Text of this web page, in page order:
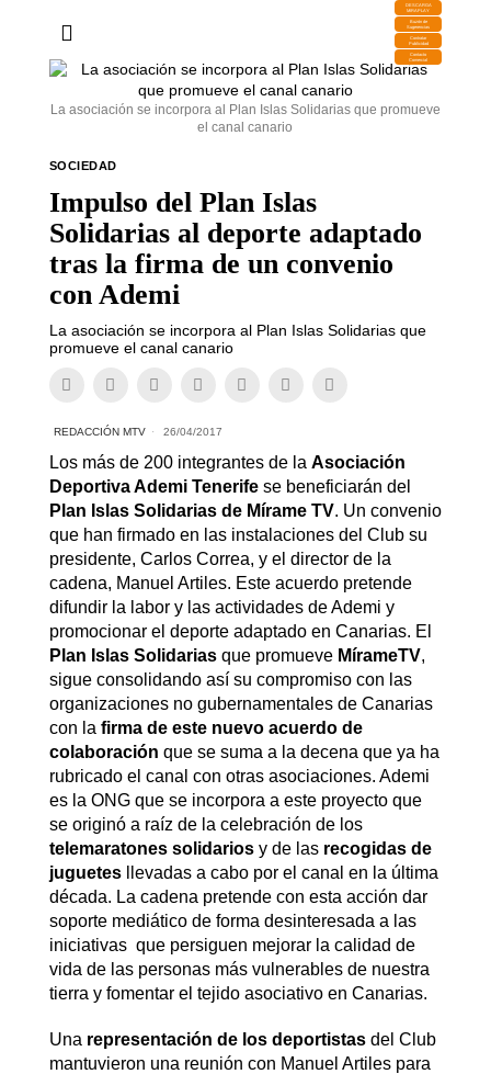
DESCARGA
MIRAPLAY
Buzón de
Sugerencias
Contratar
Publicidad
Contacto
Comercial
La asociación se incorpora al Plan Islas Solidarias que promueve
el canal canario
SOCIEDAD
Impulso del Plan Islas
Solidarias al deporte adaptado
tras la firma de un convenio
con Ademi
La asociación se incorpora al Plan Islas Solidarias que
promueve el canal canario
REDACCIÓN MTV 26/04/2017
Los más de 200 integrantes de la Asociación
Deportiva Ademi Tenerifese beneficiarán del
Plan Islas Solidarias de Mírame TV. Un convenio
que han firmado en las instalaciones del Club su
presidente, Carlos Correa, y el director de la
cadena, Manuel Artiles. Este acuerdo pretende
difundir la labor y las actividades de Ademi y
promocionar el deporte adaptado en Canarias. El
Plan Islas Solidariasque promueve MírameTV,
sigue consolidando así su compromiso con las
organizaciones no gubernamentales de Canarias
con la firma de este nuevo acuerdo de
colaboración que se suma a la decena que ya ha
rubricado el canal con otras asociaciones. Ademi
es la ONG que se incorpora a este proyecto que
se originó a raíz de la celebración de los
telemaratones solidariosy de las recogidas de
juguetesllevadas a cabo por el canal en la última
década. La cadena pretende con esta acción dar
soporte mediático de forma desinteresada a las
iniciativas que persiguen mejorar la calidad de
vida de las personas más vulnerables de nuestra
tierra y fomentar el tejido asociativo en Canarias.
Una representación de los deportistasdel Club
mantuvieron una reunión con Manuel Artiles para